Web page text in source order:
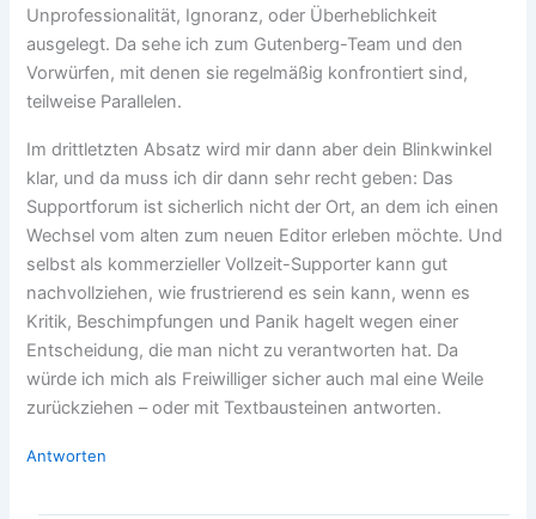
Unprofessionalität, Ignoranz, oder Überheblichkeit
ausgelegt. Da sehe ich zum Gutenberg-Team und den
Vorwürfen, mit denen sie regelmäßig konfrontiert sind,
teilweise Parallelen.
Im drittletzten Absatz wird mir dann aber dein Blinkwinkel
klar, und da muss ich dir dann sehr recht geben: Das
Supportforum ist sicherlich nicht der Ort, an dem ich einen
Wechsel vom alten zum neuen Editor erleben möchte. Und
selbst als kommerzieller Vollzeit-Supporter kann gut
nachvollziehen, wie frustrierend es sein kann, wenn es
Kritik, Beschimpfungen und Panik hagelt wegen einer
Entscheidung, die man nicht zu verantworten hat. Da
würde ich mich als Freiwilliger sicher auch mal eine Weile
zurückziehen – oder mit Textbausteinen antworten.
Antworten